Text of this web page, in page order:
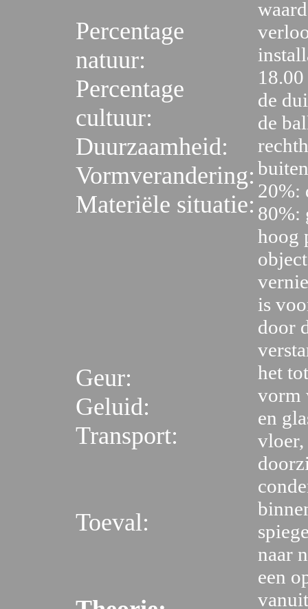
Percentage
natuur:
Percentage
cultuur:
Duurzaamheid:
Vormverandering:
Materiële situatie:
Geur:
Geluid:
Transport:
Toeval:
de
de
20%:
80%:
hoog
is
door
het
vorm
en
naar
een